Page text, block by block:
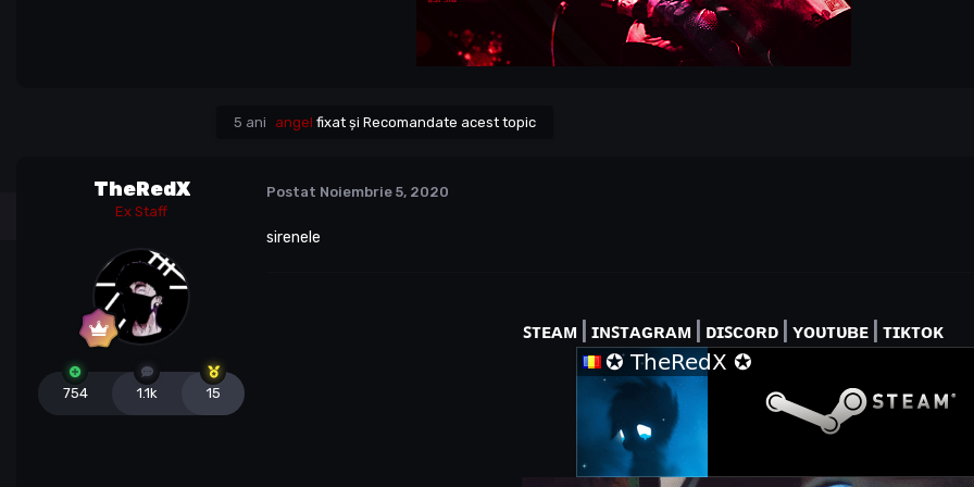
5 ani angel fixat și Recomandate acest topic
TheRedX
Ex Staff
754 1.1k 15
Postat Noiembrie 5, 2020
sirenele
ꜱᴛᴇᴀᴍ ɪɴꜱᴛᴀɢʀᴀᴍ ᴅɪꜱᴄᴏʀᴅ ʏᴏᴜᴛᴜʙᴇ ᴛɪᴋᴛᴏᴋ